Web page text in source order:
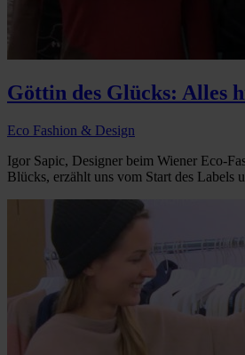
Göttin des Glücks: Alles
Eco Fashion & Design
Igor Sapic, Designer beim Wiener Eco-
Blücks, erzählt uns vom Start des Labels